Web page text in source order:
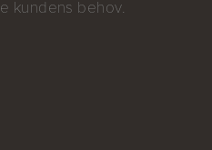
kundens behov.